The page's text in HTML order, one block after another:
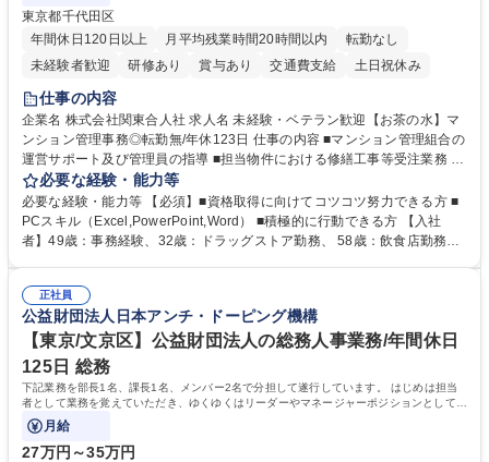
東京都千代田区
年間休日120日以上
月平均残業時間20時間以内
転勤なし
未経験者歓迎
研修あり 賞与あり 交通費支給 土日祝休み
仕事の内容
企業名 株式会社関東合人社 求人名 未経験・ベテラン歓迎【お茶の水】マ
ンション管理事務◎転勤無/年休123日 仕事の内容 ■マンション管理組合の
運営サポート及び管理員の指導 ■担当物件における修繕工事等受注業務 ■
事務所内での事務業務等 ★異業界からの転職者が多数活躍しています
【年収補足】532万円 ＋別途インセンティヴで平均約100万円/年（昨年度
実績） ＋管理業務主任者資格手当50,000円/月 ★親会社である株式会社合
人社計画研究所社のグループ会社として、質の高いサービスと適性価格を
無/年休123日
必要な経験・能力等
必要な経験・能力等 【必須】■資格取得に向けてコツコツ努力できる方 ■
PCスキル（Excel,PowerPoint,Word） ■積極的に行動できる方 【入社
者】49歳：事務経験、32歳：ドラッグストア勤務、 58歳：飲食店勤務
得出来ております！ 【魅力】■フレックス制度、未経験からでも下限年収
を一律支給！ ■管理業務主任者資格取得後には50,000円/月の手当あり！
学歴・資格 学歴：大学院 大学 高専 短大 専修学校 高校 語学力： 資格：第
一種運転免許普通自動車
正社員
公益財団法人日本アンチ・ドーピング機構
【東京/文京区】公益財団法人の総務人事業務/年間休日
125日 総務
下記業務を部長1名、課長1名、メンバー2名で分担して遂行しています。 はじめは担当
者として業務を覚えていただき、ゆくゆくはリーダーやマネージャーポジションとして活
躍いただくことを期待しています。
月給
27万円～35万円